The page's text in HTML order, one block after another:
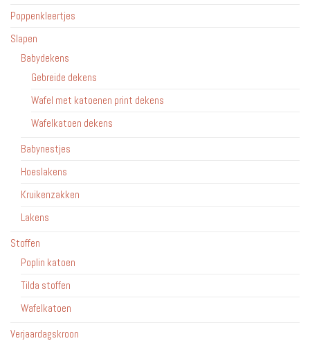
Poppenkleertjes
Slapen
Babydekens
Gebreide dekens
Wafel met katoenen print dekens
Wafelkatoen dekens
Babynestjes
Hoeslakens
Kruikenzakken
Lakens
Stoffen
Poplin katoen
Tilda stoffen
Wafelkatoen
Verjaardagskroon